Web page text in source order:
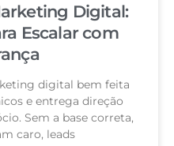
Digital:
Escalar com
digital bem feita
e entrega direção
Sem a base correta,
caro, leads